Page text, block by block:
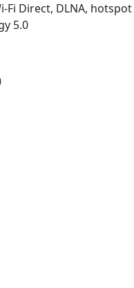
Fi Direct, DLNA, hotspot
5.0